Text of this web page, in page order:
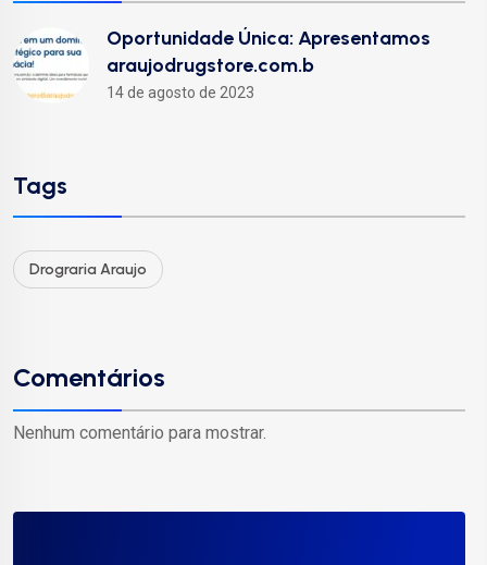
Oportunidade Única: Apresentamos
araujodrugstore.com.b
14 de agosto de 2023
Tags
Drograria Araujo
Comentários
Nenhum comentário para mostrar.